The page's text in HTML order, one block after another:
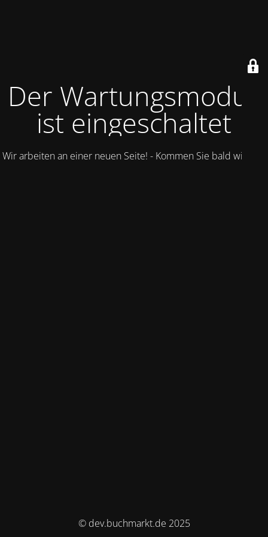
Der Wartungsmodus
ist eingeschaltet
Wir arbeiten an einer neuen Seite! - Kommen Sie bald wieder.
© dev.buchmarkt.de 2025